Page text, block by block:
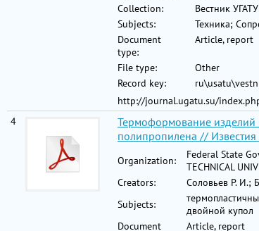
Collection:
Вестник УГАТУ
Subjects:
Техника;
Document
type:
Article, report
File type:
Other
Record key:
http://journal.ugatu.su/
4
Термоформование изделий
полипропилена // Известия
Organization:
Federal State
TECHNICAL
Creators:
Соловьев Р. И.;
Subjects:
двойной купол
Document
Article, report